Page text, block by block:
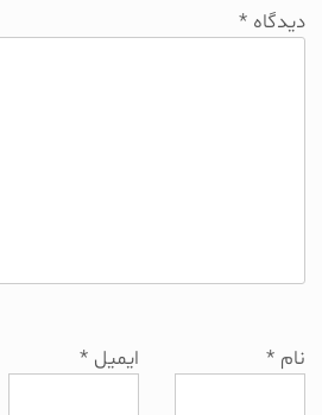
دیدگاه*
نام* ایمیل*